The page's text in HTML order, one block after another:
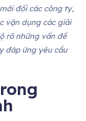
đối các công ty,
vận dụng các giải
rõ những vấn đề
đáp ứng yêu cầu